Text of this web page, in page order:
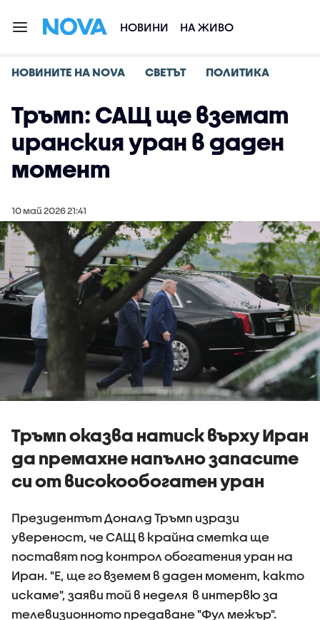
НОВИНИ НА ЖИВО
НОВИНИТЕ НА NOVA СВЕТЪТ ПОЛИТИКА
Тръмп: САЩ ще вземат
иранския уран в даден
момент
10 май 2026 21:41
Тръмп оказва натиск върху Иран
да премахне напълно запасите
си от високообогатен уран
Президентът Доналд Тръмп изрази
увереност, че САЩ в крайна сметка ще
поставят под контрол обогатения уран на
Иран. "Е, ще го вземем в даден момент, както
искаме", заяви той в неделя в интервю за
телевизионното предаване "Фул межър".